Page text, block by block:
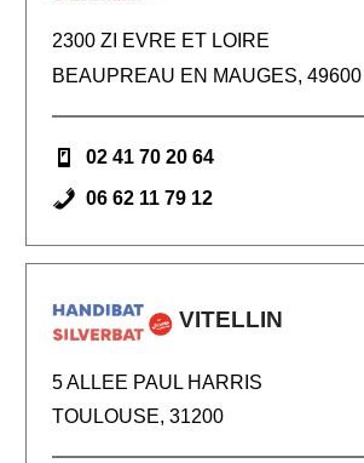
2300 ZI EVRE ET LOIRE
BEAUPREAU EN MAUGES, 49600
02 41 70 20 64
06 62 11 79 12
VITELLIN
5 ALLEE PAUL HARRIS
TOULOUSE, 31200